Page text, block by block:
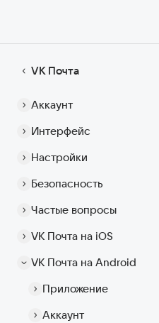
VK Почта
Аккаунт
Интерфейс
Настройки
Безопасность
Частые вопросы
VK Почта на iOS
VK Почта на Android
Приложение
Аккаунт